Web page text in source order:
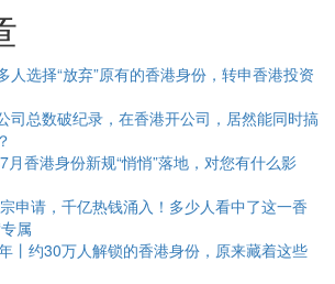
人选择“放弃”原有的香港身份，转申香港投资
司总数破纪录，在香港开公司，居然能同时搞
月香港身份新规“悄悄”落地，对您有什么影
申请，千亿热钱涌入！多少人看中了这一香
属
丨约30万人解锁的香港身份，原来藏着这些